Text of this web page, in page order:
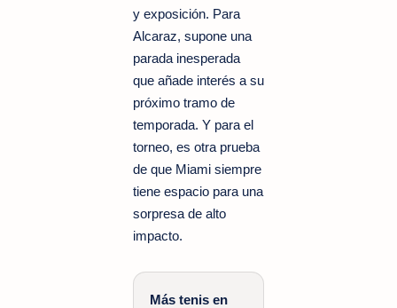
y exposición. Para
Alcaraz, supone una
parada inesperada
que añade interés a su
próximo tramo de
temporada. Y para el
torneo, es otra prueba
de que Miami siempre
tiene espacio para una
sorpresa de alto
impacto.
Más tenis en